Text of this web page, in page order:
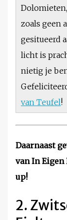
zoals geen
gesitueerd
licht is
nietig je
van Teufel!
Daarnaast
van In
up!
2.